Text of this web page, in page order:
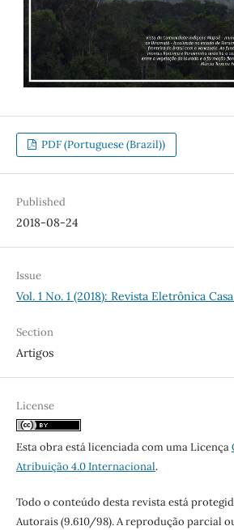
PDF (Portuguese (Brazil))
Published
2018-08-24
Issue
Vol. 1 No. 1 (2018): Revista Eletrônica
Section
Artigos
License
Esta obra está licenciada com uma Licença
Atribuição 4.0 Internacional.
Todo o conteúdo desta revista está
Autorais (9.610/98). A reprodução parcial